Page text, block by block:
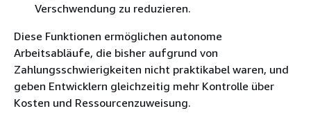
Verschwendung zu reduzieren.
Diese Funktionen ermöglichen autonome
Arbeitsabläufe, die bisher aufgrund von
Zahlungsschwierigkeiten nicht praktikabel waren, und
geben Entwicklern gleichzeitig mehr Kontrolle über
Kosten und Ressourcenzuweisung.